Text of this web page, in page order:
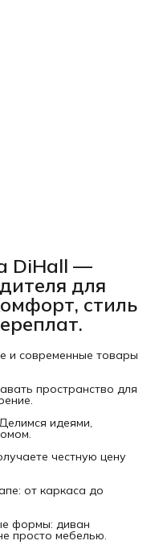
DiHall —
для
стиль
и современные товары
пространство для
идеями,
честную цену
от каркаса до
формы: диван
просто мебелью.